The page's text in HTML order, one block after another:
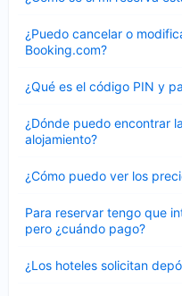
¿Puedo cancelar o
Booking.com?
cerrado
¿Qué es el código PIN y
cerrado
¿Dónde puedo encontrar
alojamiento?
cerrado
¿Cómo puedo ver los
cerrado
Para reservar tengo que
pero ¿cuándo pago?
cerrado
¿Los hoteles solicitan
cerrado